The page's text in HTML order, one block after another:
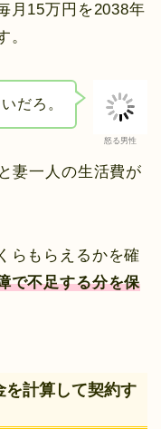
月15万円を2038年
。
怒る男性
だろ。
妻一人の生活費が
らもらえるかを確
で不足する分を保
を計算して契約す